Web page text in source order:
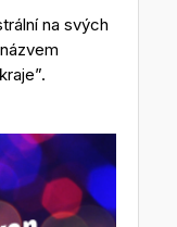
na svých